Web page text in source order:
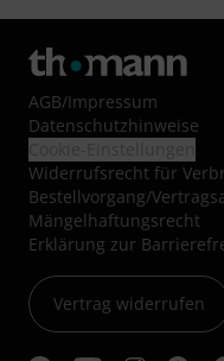
AGB/Impressum
Datenschutzhinweise
Widerrufsrecht für
Bestellvorgang/
Mängelhaftungsrecht
Erklärung zur
Vertrag widerrufen